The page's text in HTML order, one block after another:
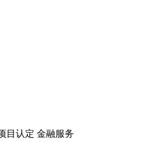
目认定 金融服务